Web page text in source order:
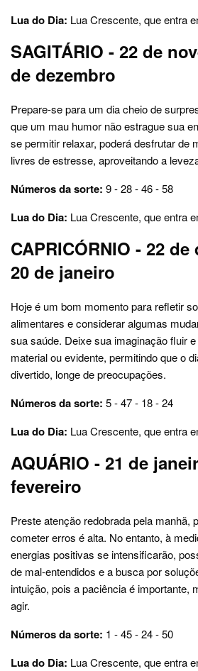
Lua do Dia: Lua Crescente, que entra
SAGITÁRIO - 22 de
de dezembro
Prepare-se para um dia cheio de
que um mau humor não estrague sua
se permitir relaxar, poderá desfrutar de
livres de estresse, aproveitando a
Números da sorte: 9 - 28 - 46 - 58
Lua do Dia: Lua Crescente, que entra
CAPRICÓRNIO - 22
20 de janeiro
Hoje é um bom momento para refletir
alimentares e considerar algumas
sua saúde. Deixe sua imaginação fluir
material ou evidente, permitindo que o
divertido, longe de preocupações.
Números da sorte: 5 - 47 - 18 - 24
Lua do Dia: Lua Crescente, que entra
AQUÁRIO - 21 de
fevereiro
Preste atenção redobrada pela manhã,
cometer erros é alta. No entanto, à
energias positivas se intensificarão,
de mal-entendidos e a busca por
intuição, pois a paciência é importante,
agir.
Números da sorte: 1 - 45 - 24 - 50
Lua do Dia: Lua Crescente, que entra